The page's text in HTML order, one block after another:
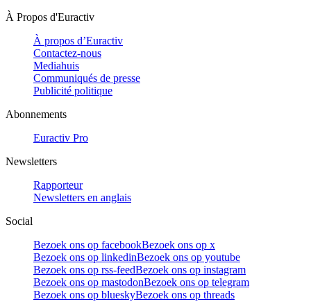
À Propos d'Euractiv
À propos d’Euractiv
Contactez-nous
Mediahuis
Communiqués de presse
Publicité politique
Abonnements
Euractiv Pro
Newsletters
Rapporteur
Newsletters en anglais
Social
Bezoek ons op facebookBezoek ons op x
Bezoek ons op linkedinBezoek ons op youtube
Bezoek ons op rss-feedBezoek ons op instagram
Bezoek ons op mastodonBezoek ons op telegram
Bezoek ons op blueskyBezoek ons op threads